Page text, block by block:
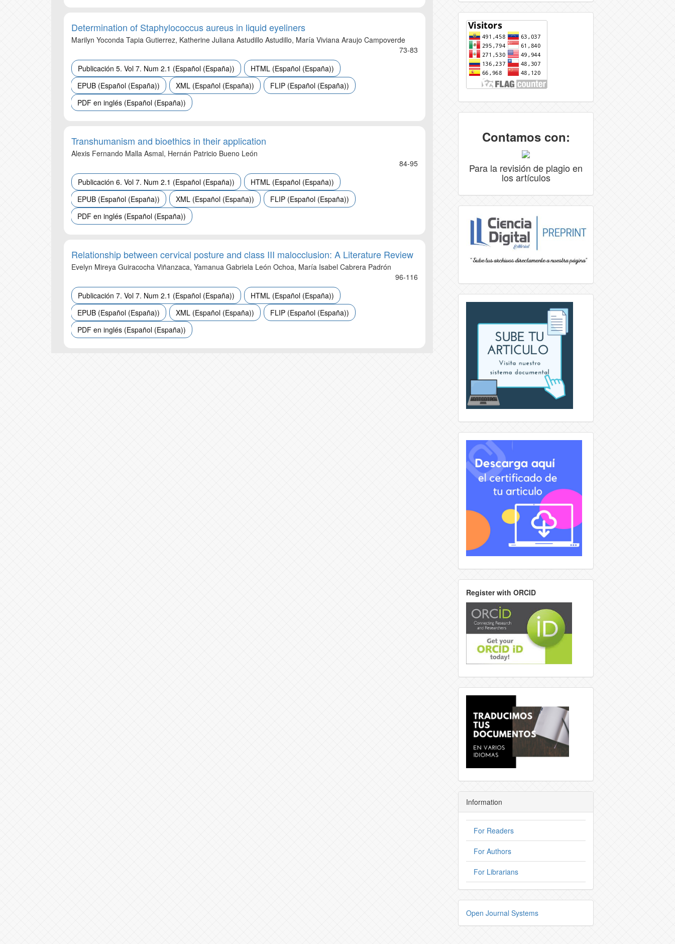
Determination of Staphylococcus aureus in liquid eyeliners
Marilyn Yoconda Tapia Gutierrez, Katherine Juliana Astudillo Astudillo, María Viviana Araujo Campoverde
73-83
Publicación 5. Vol 7. Num 2.1 (Español (España))
HTML (Español (España))
EPUB (Español (España))
XML (Español (España))
FLIP (Español (España))
PDF en inglés (Español (España))
Transhumanism and bioethics in their application
Alexis Fernando Malla Asmal, Hernán Patricio Bueno León
84-95
Publicación 6. Vol 7. Num 2.1 (Español (España))
HTML (Español (España))
EPUB (Español (España))
XML (Español (España))
FLIP (Español (España))
PDF en inglés (Español (España))
Relationship between cervical posture and class III malocclusion: A Literature Review
Evelyn Mireya Guiracocha Viñanzaca, Yamanua Gabriela León Ochoa, María Isabel Cabrera Padrón
96-116
Publicación 7. Vol 7. Num 2.1 (Español (España))
HTML (Español (España))
EPUB (Español (España))
XML (Español (España))
FLIP (Español (España))
PDF en inglés (Español (España))
Contamos con:
Para la revisión de plagio en
los artículos
Register with ORCID
Information
For Readers
For Authors
For Librarians
Open Journal Systems